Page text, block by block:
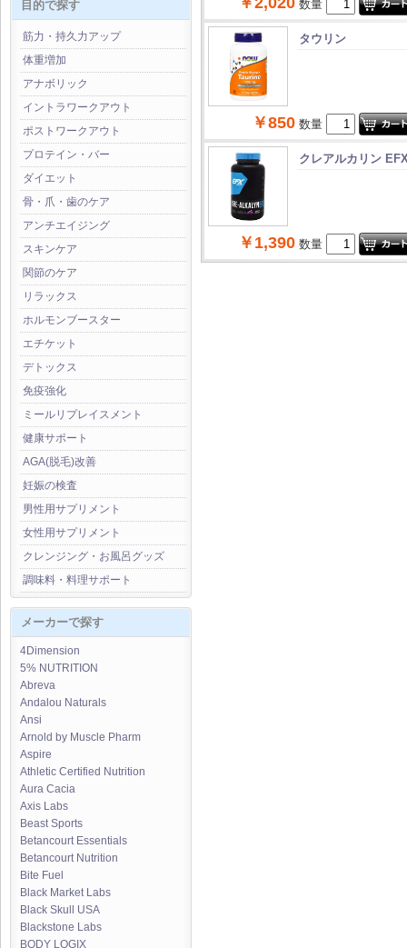
目的で探す
筋力・持久力アップ
体重増加
アナボリック
イントラワークアウト
ポストワークアウト
プロテイン・バー
ダイエット
骨・爪・歯のケア
アンチエイジング
スキンケア
関節のケア
リラックス
ホルモンブースター
エチケット
デトックス
免疫強化
ミールリプレイスメント
健康サポート
AGA(脱毛)改善
妊娠の検査
男性用サプリメント
女性用サプリメント
クレンジング・お風呂グッズ
調味料・料理サポート
メーカーで探す
4Dimension
5% NUTRITION
Abreva
Andalou Naturals
Ansi
Arnold by Muscle Pharm
Aspire
Athletic Certified Nutrition
Aura Cacia
Axis Labs
Beast Sports
Betancourt Essentials
Betancourt Nutrition
Bite Fuel
Black Market Labs
Black Skull USA
Blackstone Labs
BODY LOGIX
数量
タウリン
￥850 数量
クレアルカリン
￥1,390 数量